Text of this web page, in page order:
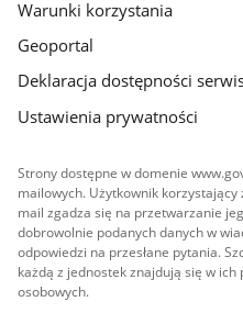
Warunki korzystania
Geoportal
Deklaracja dostępności
Ustawienia prywatności
Strony dostępne w domenie
mailowych. Użytkownik
mail zgadza się na przetwarzanie
dobrowolnie podanych danych w
odpowiedzi na przesłane pytania.
każdą z jednostek znajdują się w
osobowych.